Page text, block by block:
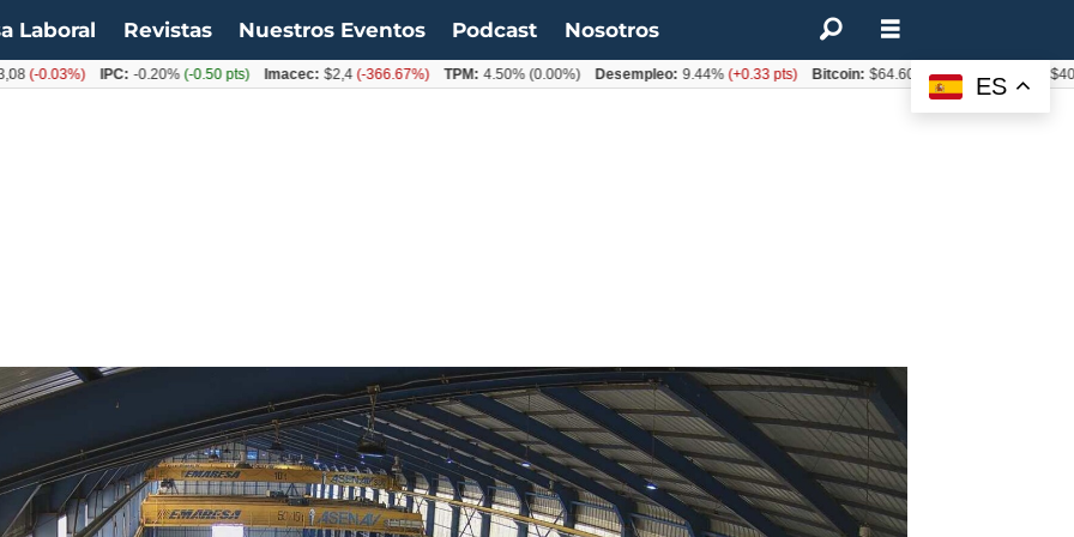
Laboral Revistas Nuestros Eventos Podcast Nosotros
ES
IPC: -0.20%(-0.50 pts) Imacec: $2,4(-366.67%) TPM: 4.50% (0.00%) Desempleo: 9.44% (+0.33 pts) Bitcoin: $64.600,08(+2.93%)